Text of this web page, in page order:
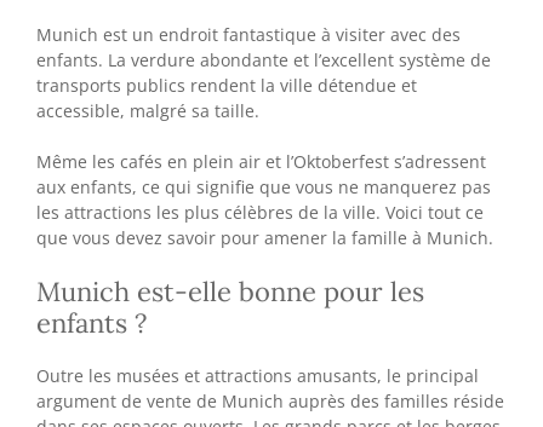
Munich est un endroit fantastique à visiter avec des
enfants. La verdure abondante et l’excellent système de
transports publics rendent la ville détendue et
accessible, malgré sa taille.
Même les cafés en plein air et l’Oktoberfest s’adressent
aux enfants, ce qui signifie que vous ne manquerez pas
les attractions les plus célèbres de la ville. Voici tout ce
que vous devez savoir pour amener la famille à Munich.
Munich est-elle bonne pour les
enfants ?
Outre les musées et attractions amusants, le principal
argument de vente de Munich auprès des familles réside